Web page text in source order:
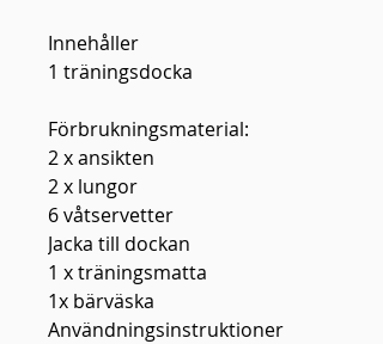
Innehåller
1 träningsdocka
Förbrukningsmaterial:
2 x ansikten
2 x lungor
6 våtservetter
Jacka till dockan
1 x träningsmatta
1x bärväska
Användningsinstruktioner